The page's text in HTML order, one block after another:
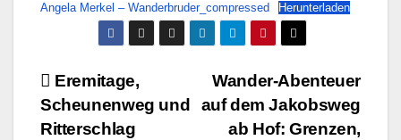
Angela Merkel – Wanderbruder_compressed
Herunterladen
Beitragsnavigation
Wander-Abenteuer
auf dem Jakobsweg
ab Hof: Grenzen,
Eremitage,
Scheunenweg und
Ritterschlag